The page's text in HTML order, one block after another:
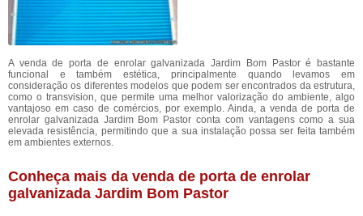
A venda de porta de enrolar galvanizada Jardim Bom Pastor é bastante
funcional e também estética, principalmente quando levamos em
consideração os diferentes modelos que podem ser encontrados da estrutura,
como o transvision, que permite uma melhor valorização do ambiente, algo
vantajoso em caso de comércios, por exemplo. Ainda, a venda de porta de
enrolar galvanizada Jardim Bom Pastor conta com vantagens como a sua
elevada resistência, permitindo que a sua instalação possa ser feita também
em ambientes externos.
Conheça mais da venda de porta de enrolar
galvanizada Jardim Bom Pastor